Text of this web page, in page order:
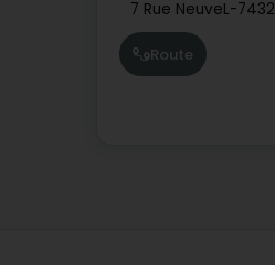
7 Rue NeuveL-7432
Route